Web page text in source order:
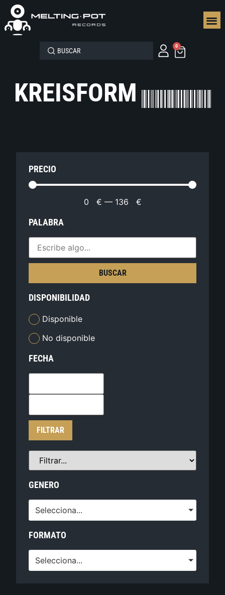
0
KREISFORM
PRECIO
0 € — 136 €
PALABRA
BUSCAR
DISPONIBILIDAD
Disponible
No disponible
FECHA
FILTRAR
GENERO
Selecciona...
FORMATO
Selecciona...